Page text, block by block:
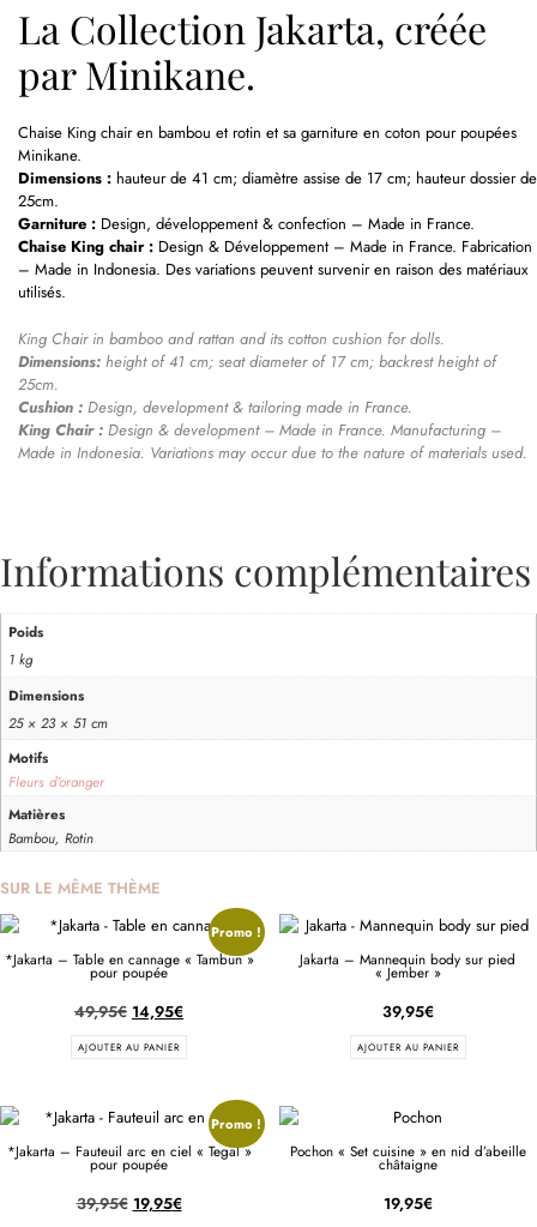
La Collection Jakarta, créée
par Minikane.
Chaise King chair en bambou et rotin et sa garniture en coton pour poupées
Minikane.
Dimensions : hauteur de 41 cm; diamètre assise de 17 cm; hauteur dossier de
25cm.
Garniture : Design, développement & confection – Made in France.
Chaise King chair : Design & Développement – Made in France. Fabrication
– Made in Indonesia. Des variations peuvent survenir en raison des matériaux
utilisés.
King Chair in bamboo and rattan and its cotton cushion for dolls.
Dimensions: height of 41 cm; seat diameter of 17 cm; backrest height of
25cm.
Cushion : Design, development & tailoring made in France.
King Chair : Design & development – Made in France. Manufacturing –
Made in Indonesia. Variations may occur due to the nature of materials used.
Informations complémentaires
Poids
1 kg
Dimensions
25 × 23 × 51 cm
Motifs
Fleurs d'oranger
Matières
Bambou, Rotin
SUR LE MÊME THÈME
Promo !
*Jakarta – Table en cannage « Tambun »
pour poupée
49,95€ 14,95€
AJOUTER AU PANIER
Jakarta – Mannequin body sur pied
« Jember »
39,95€
AJOUTER AU PANIER
Promo !
*Jakarta – Fauteuil arc en ciel « Tegal »
pour poupée
39,95€ 19,95€
Pochon « Set cuisine » en nid d’abeille
châtaigne
19,95€